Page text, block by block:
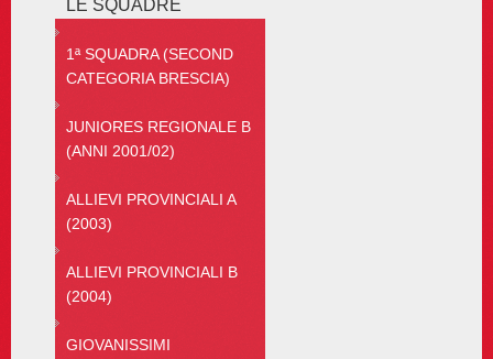
LE SQUADRE
1ª SQUADRA (SECOND
CATEGORIA BRESCIA)
JUNIORES REGIONALE B
(ANNI 2001/02)
ALLIEVI PROVINCIALI A
(2003)
ALLIEVI PROVINCIALI B
(2004)
GIOVANISSIMI